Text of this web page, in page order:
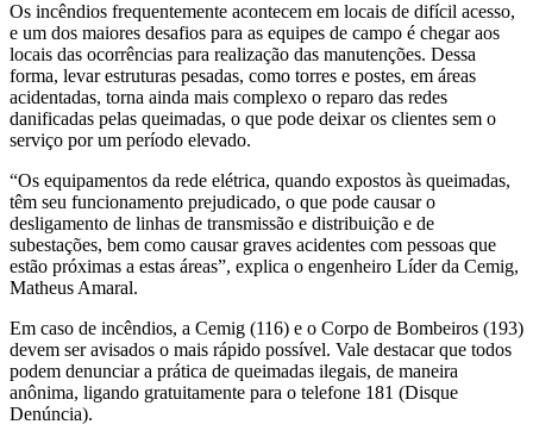
Os incêndios frequentemente acontecem em locais de difícil acesso,
e um dos maiores desafios para as equipes de campo é chegar aos
locais das ocorrências para realização das manutenções. Dessa
forma, levar estruturas pesadas, como torres e postes, em áreas
acidentadas, torna ainda mais complexo o reparo das redes
danificadas pelas queimadas, o que pode deixar os clientes sem o
serviço por um período elevado.
“Os equipamentos da rede elétrica, quando expostos às queimadas,
têm seu funcionamento prejudicado, o que pode causar o
desligamento de linhas de transmissão e distribuição e de
subestações, bem como causar graves acidentes com pessoas que
estão próximas a estas áreas”, explica o engenheiro Líder da Cemig,
Matheus Amaral.
Em caso de incêndios, a Cemig (116) e o Corpo de Bombeiros (193)
devem ser avisados o mais rápido possível. Vale destacar que todos
podem denunciar a prática de queimadas ilegais, de maneira
anônima, ligando gratuitamente para o telefone 181 (Disque
Denúncia).